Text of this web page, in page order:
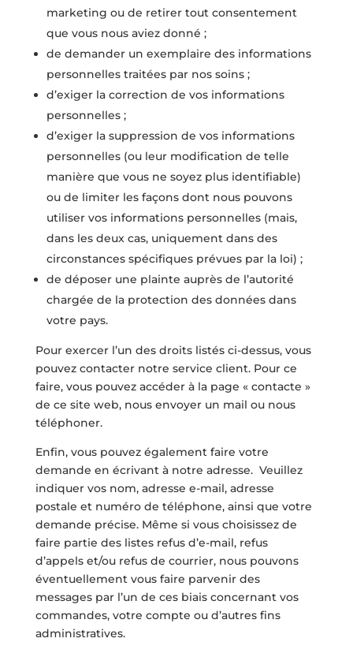
marketing ou de retirer tout consentement
que vous nous aviez donné ;
de demander un exemplaire des informations
personnelles traitées par nos soins ;
d’exiger la correction de vos informations
personnelles ;
d’exiger la suppression de vos informations
personnelles (ou leur modification de telle
manière que vous ne soyez plus identifiable)
ou de limiter les façons dont nous pouvons
utiliser vos informations personnelles (mais,
dans les deux cas, uniquement dans des
circonstances spécifiques prévues par la loi) ;
de déposer une plainte auprès de l’autorité
chargée de la protection des données dans
votre pays.
Pour exercer l’un des droits listés ci-dessus, vous
pouvez contacter notre service client. Pour ce
faire, vous pouvez accéder à la page « contacte »
de ce site web, nous envoyer un mail ou nous
téléphoner.
Enfin, vous pouvez également faire votre
demande en écrivant à notre adresse. Veuillez
indiquer vos nom, adresse e-mail, adresse
postale et numéro de téléphone, ainsi que votre
demande précise. Même si vous choisissez de
faire partie des listes refus d’e-mail, refus
d’appels et/ou refus de courrier, nous pouvons
éventuellement vous faire parvenir des
messages par l’un de ces biais concernant vos
commandes, votre compte ou d’autres fins
administratives.